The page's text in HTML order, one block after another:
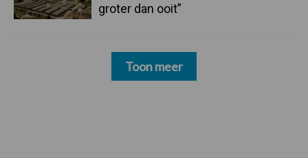
groter dan ooit”
Toon meer